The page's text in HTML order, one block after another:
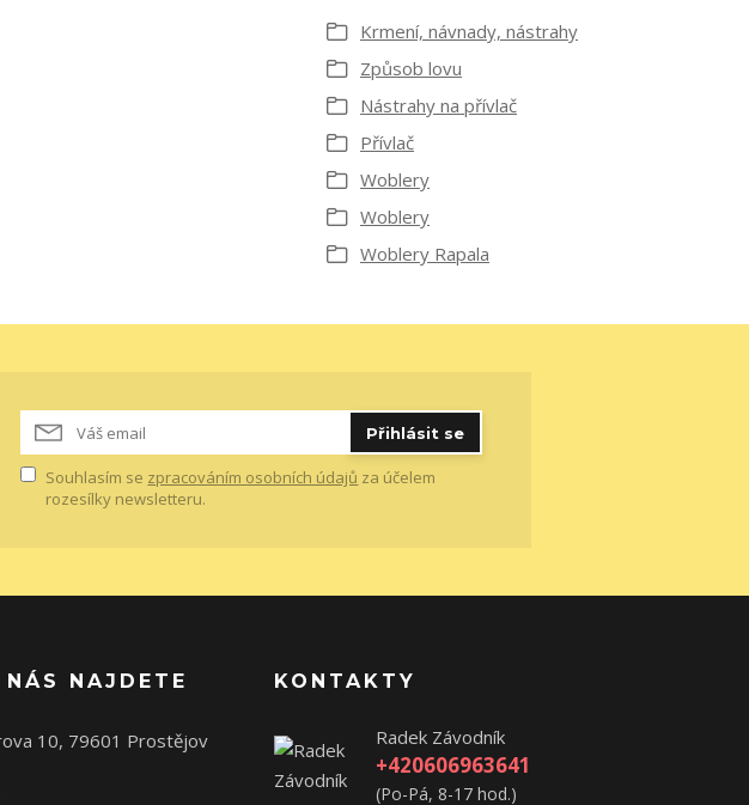
Krmení, návnady, nástrahy
Způsob lovu
Nástrahy na přívlač
Přívlač
Woblery
Woblery
Woblery Rapala
Přihlásit se
Souhlasím se zpracováním osobních údajů za účelem
rozesílky newsletteru.
NÁS NAJDETE
10, 79601 Prostějov
KONTAKTY
Radek Závodník
+420606963641
(Po-Pá, 8-17 hod.)